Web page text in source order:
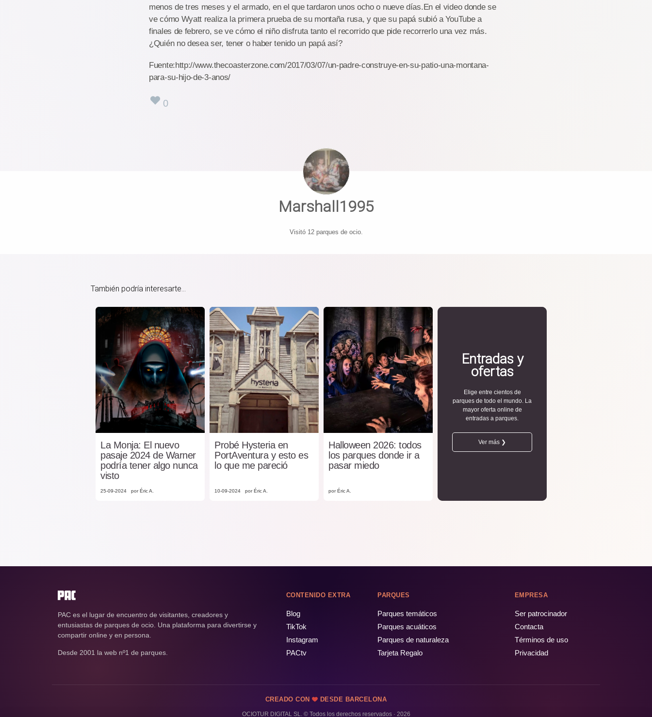
menos de tres meses y el armado, en el que tardaron unos ocho o nueve días.En el video donde se
ve cómo Wyatt realiza la primera prueba de su montaña rusa, y que su papá subió a YouTube a
finales de febrero, se ve cómo el niño disfruta tanto el recorrido que pide recorrerlo una vez más.
¿Quién no desea ser, tener o haber tenido un papá así?
Fuente:http://www.thecoasterzone.com/2017/03/07/un-padre-construye-en-su-patio-una-montana-
para-su-hijo-de-3-anos/
0
Marshall1995
Visitó 12 parques de ocio.
También podría interesarte...
La Monja: El nuevo
pasaje 2024 de Warner
podría tener algo nunca
visto
25-09-2024 por Éric A.
Probé Hysteria en
PortAventura y esto es
lo que me pareció
10-09-2024 por Éric A.
Halloween 2026: todos
los parques donde ir a
pasar miedo
por Éric A.
Entradas y
ofertas
Elige entre cientos de
parques de todo el mundo. La
mayor oferta online de
entradas a parques.
Ver más ❯
PAC es el lugar de encuentro de visitantes, creadores y
entusiastas de parques de ocio. Una plataforma para divertirse y
compartir online y en persona.
Desde 2001 la web nº1 de parques.
CONTENIDO EXTRA
Blog
TikTok
Instagram
PACtv
PARQUES
Parques temáticos
Parques acuáticos
Parques de naturaleza
Tarjeta Regalo
EMPRESA
Ser patrocinador
Contacta
Términos de uso
Privacidad
CREADO CON DESDE BARCELONA
OCIOTUR DIGITAL SL. © Todos los derechos reservados · 2026